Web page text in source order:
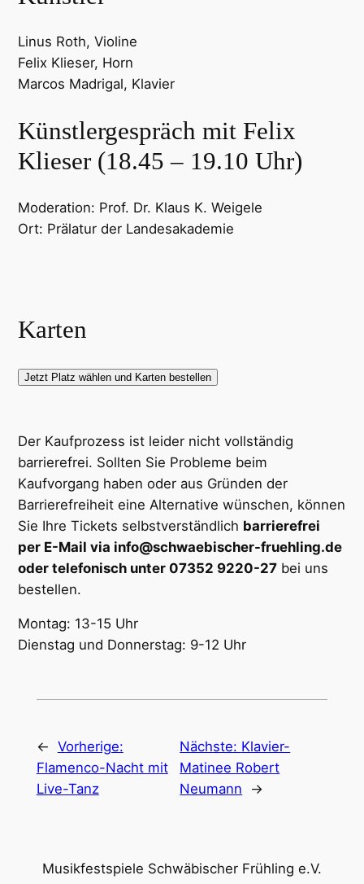
Linus Roth, Violine
Felix Klieser, Horn
Marcos Madrigal, Klavier
Künstlergespräch mit Felix
Klieser (18.45 – 19.10 Uhr)
Moderation: Prof. Dr. Klaus K. Weigele
Ort: Prälatur der Landesakademie
Karten
Jetzt Platz wählen und Karten bestellen
Der Kaufprozess ist leider nicht vollständig
barrierefrei. Sollten Sie Probleme beim
Kaufvorgang haben oder aus Gründen der
Barrierefreiheit eine Alternative wünschen, können
Sie Ihre Tickets selbstverständlich barrierefrei
per E-Mail via info@schwaebischer-fruehling.de
oder telefonisch unter 07352 9220-27 bei uns
bestellen.
Montag: 13-15 Uhr
Dienstag und Donnerstag: 9-12 Uhr
← Vorherige:
Flamenco-Nacht mit
Live-Tanz
Nächste: Klavier-
Matinee Robert
Neumann
→
Musikfestspiele Schwäbischer Frühling e.V.